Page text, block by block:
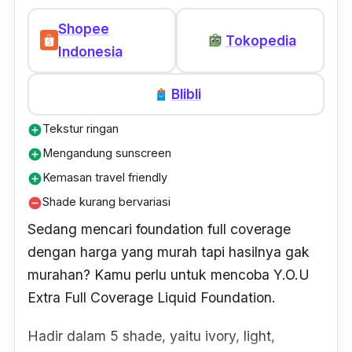
adalah teksturnya yang cair sehingga mudah
diblend. Walaupun harus mengaplikasikan
foundie ini sekitar dua atau tiga kali untuk
hasil yang full coverage, namun hasil yang
diberikan sangat bagus karena dapat
mengcover dark spot di wajah. Foundation ini
juga akan menyatu dengan warna kulit aslimu
dan tahan lama.”– Noverita Surya Dewi,
Female Daily Member
Shopee
Indonesia
Tokopedia
Blibli
add_circleTekstur ringan
add_circleMengandung sunscreen
add_circleKemasan travel friendly
remove_circleShade kurang bervariasi
Sedang mencari foundation full coverage
dengan harga yang murah tapi hasilnya gak
murahan? Kamu perlu untuk mencoba Y.O.U
Extra Full Coverage Liquid Foundation.
Hadir dalam 5 shade, yaitu ivory, light,